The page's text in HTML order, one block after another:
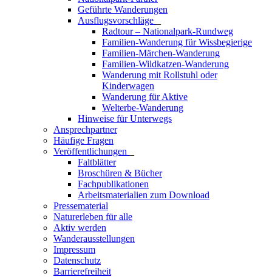
Geführte Wanderungen
Ausflugsvorschläge
Radtour – Nationalpark-Rundweg
Familien-Wanderung für Wissbegierige
Familien-Märchen-Wanderung
Familien-Wildkatzen-Wanderung
Wanderung mit Rollstuhl oder
Kinderwagen
Wanderung für Aktive
Welterbe-Wanderung
Hinweise für Unterwegs
Ansprechpartner
Häufige Fragen
Veröffentlichungen
Faltblätter
Broschüren & Bücher
Fachpublikationen
Arbeitsmaterialien zum Download
Pressematerial
Naturerleben für alle
Aktiv werden
Wanderausstellungen
Impressum
Datenschutz
Barrierefreiheit